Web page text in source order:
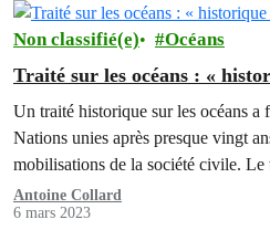
Non classifié(e) Océans
Traité sur les océans : «
Un traité historique sur les océans a
Nations unies après presque vingt
mobilisations de la société civile.
Antoine Collard
6 mars 2023